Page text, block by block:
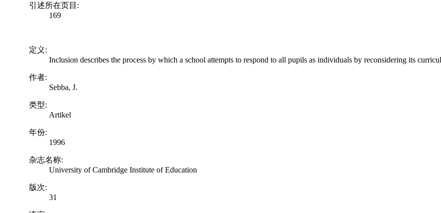
引述所在页目:
169
定义:
Inclusion describes the process by which a school attempts to respond to all pupils as individuals by reconsidering its
作者:
Sebba, J.
类型:
Artikel
年份:
1996
杂志名称:
University of Cambridge Institute of Education
版次:
31